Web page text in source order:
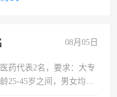
08月05日
药代表2名，要求：大专
25-45岁之间，男女均